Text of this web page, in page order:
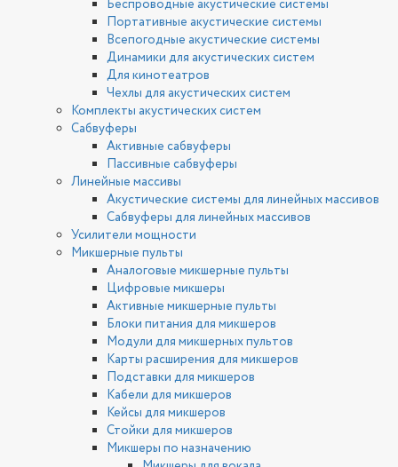
Беспроводные акустические системы
Портативные акустические системы
Всепогодные акустические системы
Динамики для акустических систем
Для кинотеатров
Чехлы для акустических систем
Комплекты акустических систем
Сабвуферы
Активные сабвуферы
Пассивные сабвуферы
Линейные массивы
Акустические системы для линейных массивов
Сабвуферы для линейных массивов
Усилители мощности
Микшерные пульты
Аналоговые микшерные пульты
Цифровые микшеры
Активные микшерные пульты
Блоки питания для микшеров
Модули для микшерных пультов
Карты расширения для микшеров
Подставки для микшеров
Кабели для микшеров
Кейсы для микшеров
Стойки для микшеров
Микшеры по назначению